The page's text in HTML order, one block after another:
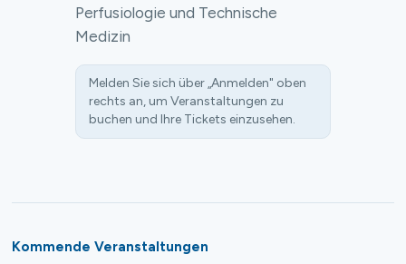
Perfusiologie und Technische
Medizin
Melden Sie sich über „Anmelden" oben
rechts an, um Veranstaltungen zu
buchen und Ihre Tickets einzusehen.
Kommende Veranstaltungen